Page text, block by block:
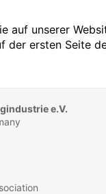
auf unserer
der ersten Seite
e.V.